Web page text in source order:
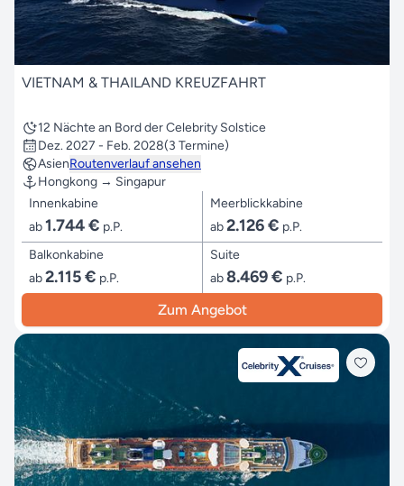
VIETNAM & THAILAND KREUZFAHRT
12 Nächte an Bord der Celebrity Solstice
Dez. 2027 - Feb. 2028(3 Termine)
AsienRoutenverlauf ansehen
Hongkong → Singapur
Innenkabine
ab1.744 € p.P.
Meerblickkabine
ab2.126 € p.P.
Balkonkabine
ab2.115 € p.P.
Suite
ab8.469 € p.P.
Zum Angebot